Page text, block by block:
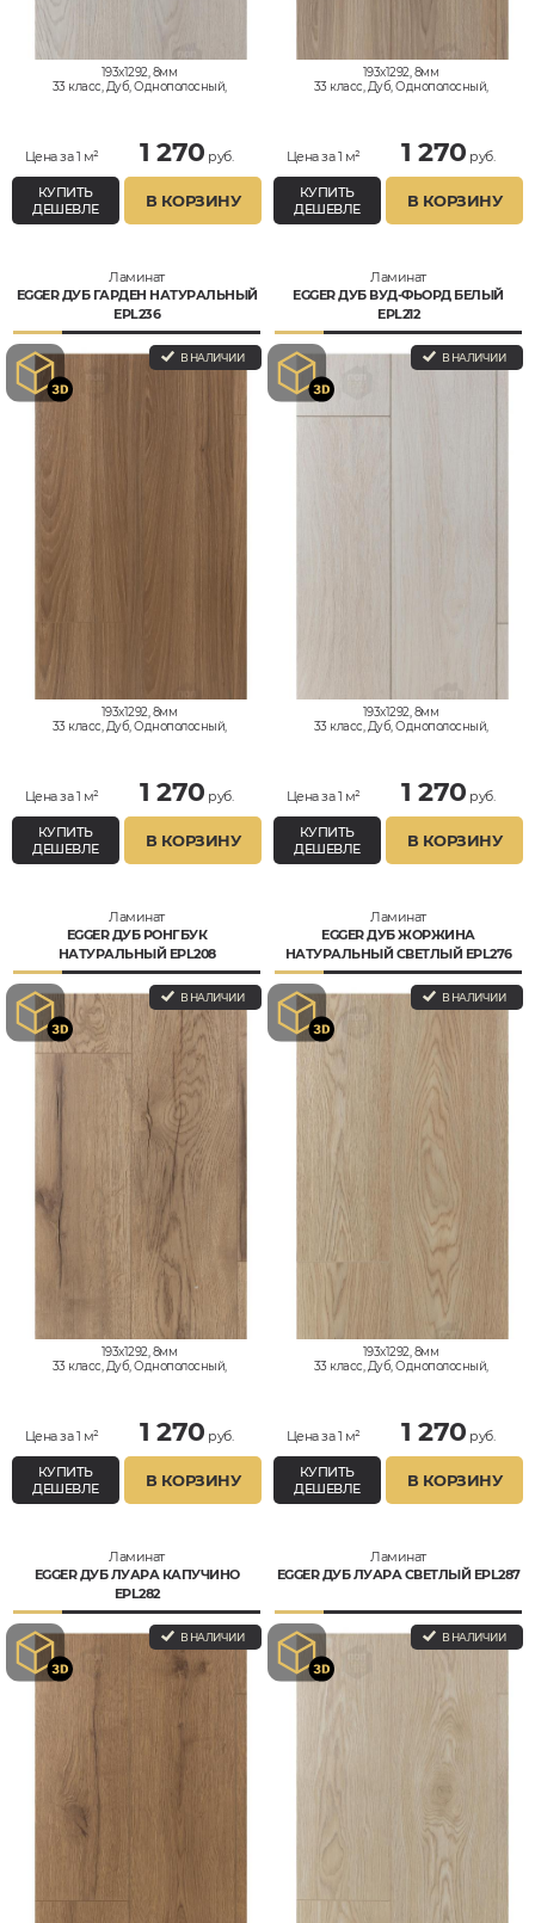
193x1292, 8мм
33 класс, Дуб, Однополосный,
Цена за 1 м² 1 270 руб.
КУПИТЬ
ДЕШЕВЛЕ
В КОРЗИНУ
193x1292, 8мм
33 класс, Дуб, Однополосный,
Цена за 1 м² 1 270 руб.
КУПИТЬ
ДЕШЕВЛЕ
В КОРЗИНУ
Ламинат
EGGER ДУБ ГАРДЕН НАТУРАЛЬНЫЙ
EPL236
В НАЛИЧИИ
193x1292, 8мм
33 класс, Дуб, Однополосный,
Цена за 1 м² 1 270 руб.
КУПИТЬ
ДЕШЕВЛЕ
В КОРЗИНУ
Ламинат
EGGER ДУБ ВУД-ФЬОРД БЕЛЫЙ
EPL212
В НАЛИЧИИ
193x1292, 8мм
33 класс, Дуб, Однополосный,
Цена за 1 м² 1 270 руб.
КУПИТЬ
ДЕШЕВЛЕ
В КОРЗИНУ
Ламинат
EGGER ДУБ РОНГБУК
НАТУРАЛЬНЫЙ EPL208
В НАЛИЧИИ
193x1292, 8мм
33 класс, Дуб, Однополосный,
Цена за 1 м² 1 270 руб.
КУПИТЬ
ДЕШЕВЛЕ
В КОРЗИНУ
Ламинат
EGGER ДУБ ЖОРЖИНА
НАТУРАЛЬНЫЙ СВЕТЛЫЙ EPL276
В НАЛИЧИИ
193x1292, 8мм
33 класс, Дуб, Однополосный,
Цена за 1 м² 1 270 руб.
КУПИТЬ
ДЕШЕВЛЕ
В КОРЗИНУ
Ламинат
EGGER ДУБ ЛУАРА КАПУЧИНО
EPL282
В НАЛИЧИИ
Ламинат
EGGER ДУБ ЛУАРА СВЕТЛЫЙ EPL287
В НАЛИЧИИ